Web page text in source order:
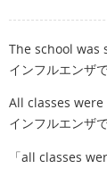
The school
インフルエンザ
All classes
インフルエンザ
「all classes